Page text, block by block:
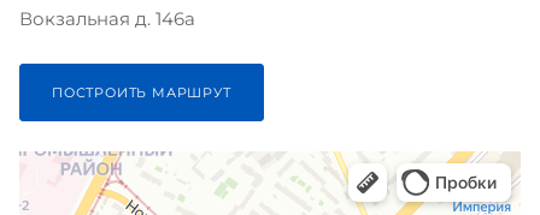
Вокзальная д. 146а
ПОСТРОИТЬ МАРШРУТ